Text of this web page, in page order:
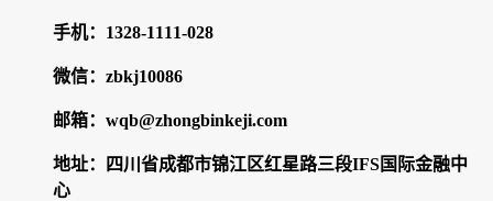
手机：1328-1111-028
微信：zbkj10086
邮箱：wqb@zhongbinkeji.com
地址：四川省成都市锦江区红星路三段IFS国际金融中
心